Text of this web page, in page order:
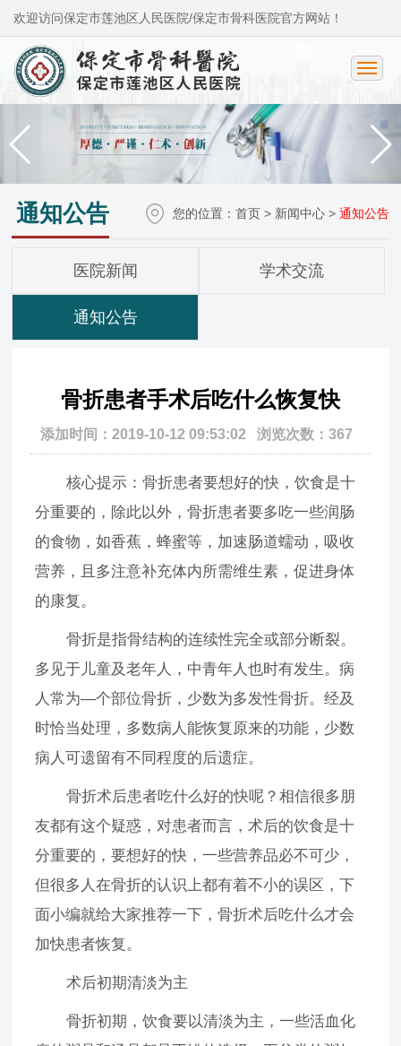
欢迎访问保定市莲池区人民医院/保定市骨科医院官方网站！
您的位置： 首页> 新闻中心> 通知公告
通知公告
医院新闻 学术交流
通知公告
骨折患者手术后吃什么恢复快
添加时间：2019-10-12 09:53:02 浏览次数：367
核心提示：骨折患者要想好的快，饮食是十
分重要的，除此以外，骨折患者要多吃一些润肠
的食物，如香蕉，蜂蜜等，加速肠道蠕动，吸收
营养，且多注意补充体内所需维生素，促进身体
的康复。
骨折是指骨结构的连续性完全或部分断裂。
多见于儿童及老年人，中青年人也时有发生。病
人常为—个部位骨折，少数为多发性骨折。经及
时恰当处理，多数病人能恢复原来的功能，少数
病人可遗留有不同程度的后遗症。
骨折术后患者吃什么好的快呢？相信很多朋
友都有这个疑惑，对患者而言，术后的饮食是十
分重要的，要想好的快，一些营养品必不可少，
但很多人在骨折的认识上都有着不小的误区，下
面小编就给大家推荐一下，骨折术后吃什么才会
加快患者恢复。
术后初期清淡为主
骨折初期，饮食要以清淡为主，一些活血化